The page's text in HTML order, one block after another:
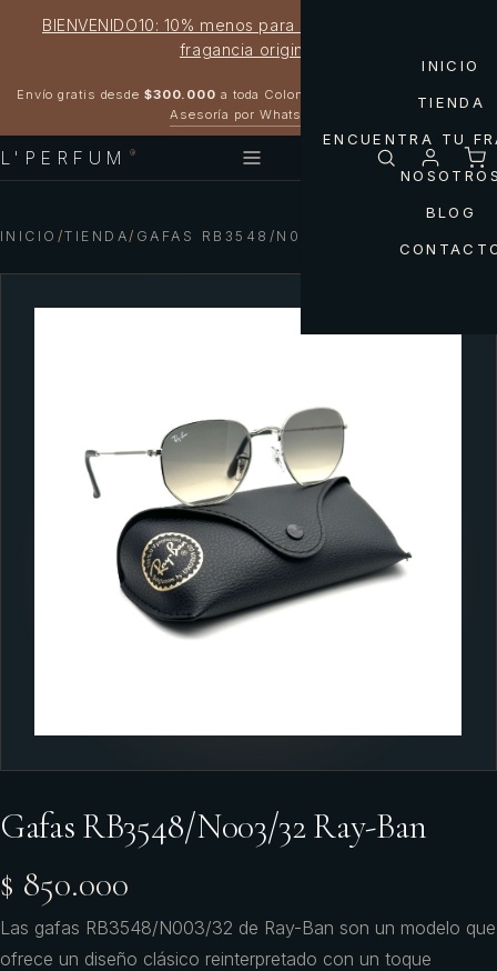
BIENVENIDO10: 10% menos para estrenar tu próxima
fragancia original
Envío gratis desde $300.000 a toda Colombia
Asesoría por WhatsApp
L'PERFUM ®
INICIO
TIENDA
ENCUENTRA TU
BLOG
INICIO /TIENDA/ GAFAS RB3548/N003/32 RAY-BAN
Gafas RB3548/N003/32 Ray-Ban
$ 850.000
Las gafas RB3548/N003/32 de Ray-Ban son un modelo que
ofrece un diseño clásico reinterpretado con un toque